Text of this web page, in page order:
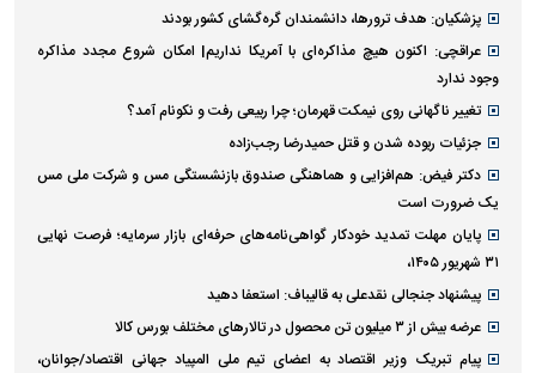
پزشکیان: هدف ترورها، دانشمندان گره‌گشای کشور بودند
عراقچی: اکنون هیچ مذاکره‌ای با آمریکا نداریم| امکان شروع مجدد مذاکره
وجود ندارد
تغییر ناگهانی روی نیمکت قهرمان؛ چرا ربیعی رفت و نکونام آمد؟
جزئیات ربوده شدن و قتل حمیدرضا رجب‌زاده
دکتر فیض: هم‌افزایی و هماهنگی صندوق بازنشستگی مس و شرکت ملی مس
یک ضرورت است
پایان مهلت تمدید خودکار گواهی‌نامه‌های حرفه‌ای بازار سرمایه؛ فرصت نهایی
۳۱ شهریور ۱۴۰۵،
پیشنهاد جنجالی نقدعلی به قالیباف: استعفا دهید
عرضه بیش از ۳ میلیون تن محصول در تالار‌های مختلف بورس کالا
پیام تبریک وزیر اقتصاد به اعضای تیم ملی المپیاد جهانی اقتصاد/جوانان،